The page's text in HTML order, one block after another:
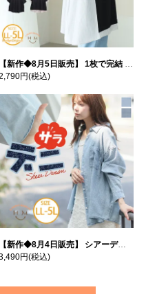
【新作◆8月5日販売】 1枚で完結 袖口＆バック フハク使い トップス | 大きいサイズの通販ならハッピーマリリン
円(税込)
【新作◆8月4日販売】 シアーデニムで お洒落に肌隠し | 大きいサイズの通販ならハッピーマリリン
円(税込)